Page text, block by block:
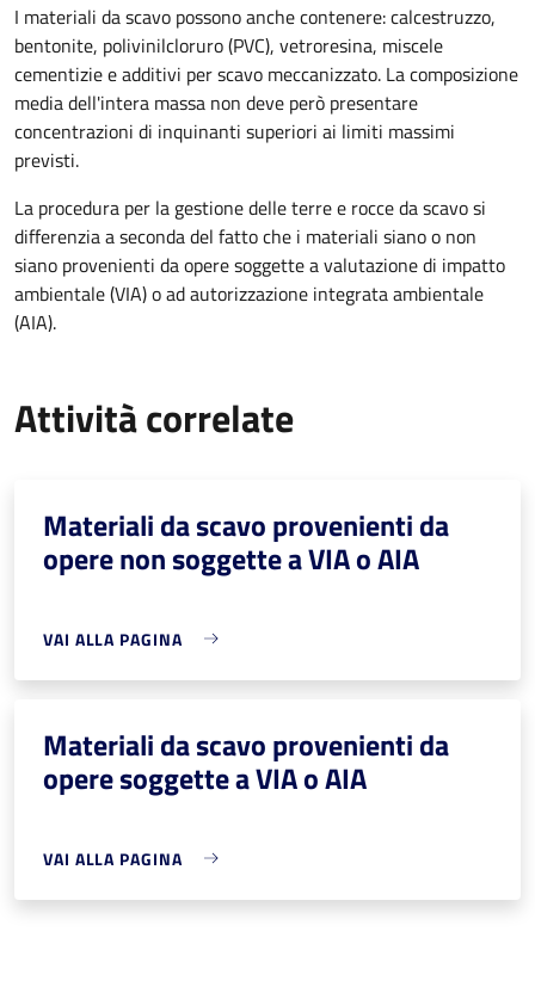
I materiali da scavo possono anche contenere: calcestruzzo,
bentonite, polivinilcloruro (PVC), vetroresina, miscele
cementizie e additivi per scavo meccanizzato. La composizione
media dell'intera massa non deve però presentare
concentrazioni di inquinanti superiori ai limiti massimi
previsti.
La procedura per la gestione delle terre e rocce da scavo si
differenzia a seconda del fatto che i materiali siano o non
siano provenienti da opere soggette a valutazione di impatto
ambientale (VIA) o ad autorizzazione integrata ambientale
(AIA).
Attività correlate
Materiali da scavo provenienti da
opere non soggette a VIA o AIA
VAI ALLA PAGINA
Materiali da scavo provenienti da
opere soggette a VIA o AIA
VAI ALLA PAGINA